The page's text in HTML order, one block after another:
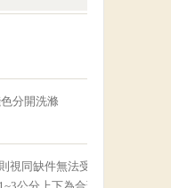
分開洗滌
同缺件無法受理喔！